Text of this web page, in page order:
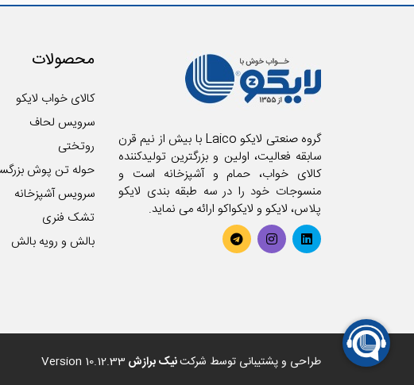
گروه صنعتی لایکو Laico با بیش از نیم قرن
سابقه فعالیت، اولین و بزرگترین تولیدکننده
کالای خواب، حمام و آشپزخانه است و
منسوجات خود را در سه طبقه بندی لایکو
پلاس، لایکو و لایکواکو ارائه می نماید.
محصولات
کالای خواب لایکو
سرویس لحاف
روتختی
حوله تن پوش
سرویس آشپزخانه
تشک فنری
بالش و رویه بالش
طراحی و پشتیبانی توسط شرکتنیک برازش Version 10.12.33